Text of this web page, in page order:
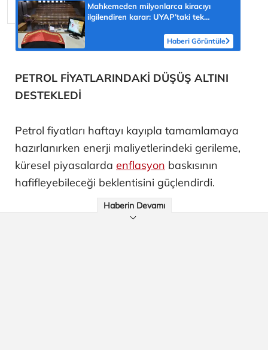
Mahkemeden milyonlarca kiracıyı
ilgilendiren karar: UYAP’taki tek
Haberi Görüntüle
PETROL FİYATLARINDAKİ DÜŞÜŞ ALTINI
DESTEKLEDİ
Petrol fiyatları haftayı kayıpla tamamlamaya
hazırlanırken enerji maliyetlerindeki gerileme,
küresel piyasalarda enflasyon baskısının
hafifleyebileceği beklentisini güçlendirdi.
Haberin Devamı